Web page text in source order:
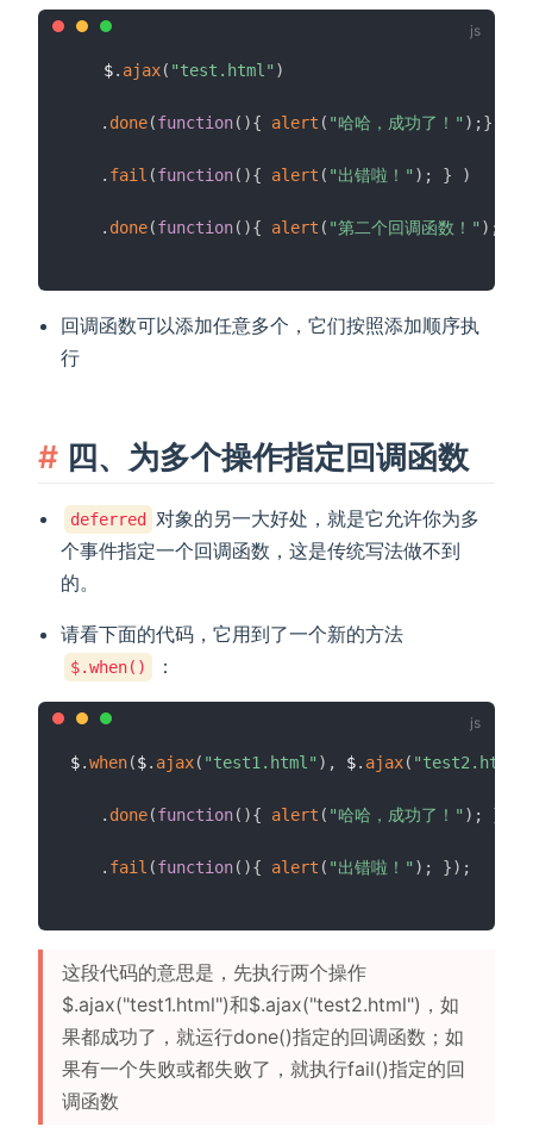
$. ajax( "test.html" )
. done(function( ){ alert ( "哈哈，成功了！" ) ;}
. fail (function( ){ alert ( "出错啦！" ) ; } )
. done(function( ){ alert ( "第二个回调函数！" ) ;
回调函数可以添加任意多个，它们按照添加顺序执
行
四、为多个操作指定回调函数
deferred
对象的另一大好处，就是它允许你为多
个事件指定一个回调函数，这是传统写法做不到
的。
请看下面的代码，它用到了一个新的方法
$.when() ：
$.when($. ajax( "test1.html" ) , $. ajax( "test2.html"
. done(function( ){ alert ( "哈哈，成功了！" ) ; }
. fail (function( ){ alert ( "出错啦！" ) ; }) ;
这段代码的意思是，先执行两个操作
$.ajax("test1.html")和$.ajax("test2.html")，如
果都成功了，就运行done()指定的回调函数；如
果有一个失败或都失败了，就执行fail()指定的回
调函数